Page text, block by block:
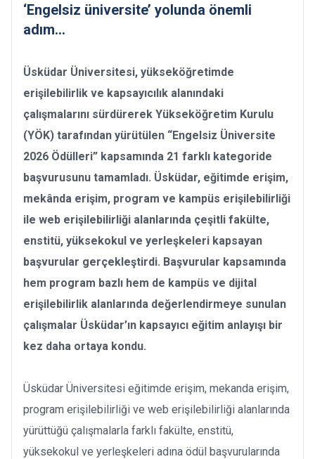
‘Engelsiz üniversite’ yolunda önemli
adım…
Üsküdar Üniversitesi, yükseköğretimde
erişilebilirlik ve kapsayıcılık alanındaki
çalışmalarını sürdürerek Yükseköğretim Kurulu
(YÖK) tarafından yürütülen “Engelsiz Üniversite
2026 Ödülleri” kapsamında 21 farklı kategoride
başvurusunu tamamladı. Üsküdar, eğitimde erişim,
mekânda erişim, program ve kampüs erişilebilirliği
ile web erişilebilirliği alanlarında çeşitli fakülte,
enstitü, yüksekokul ve yerleşkeleri kapsayan
başvurular gerçekleştirdi. Başvurular kapsamında
hem program bazlı hem de kampüs ve dijital
erişilebilirlik alanlarında değerlendirmeye sunulan
çalışmalar Üsküdar’ın kapsayıcı eğitim anlayışı bir
kez daha ortaya kondu.
Üsküdar Üniversitesi eğitimde erişim, mekanda erişim,
program erişilebilirliği ve web erişilebilirliği alanlarında
yürüttüğü çalışmalarla farklı fakülte, enstitü,
yüksekokul ve yerleşkeleri adına ödül başvurularında